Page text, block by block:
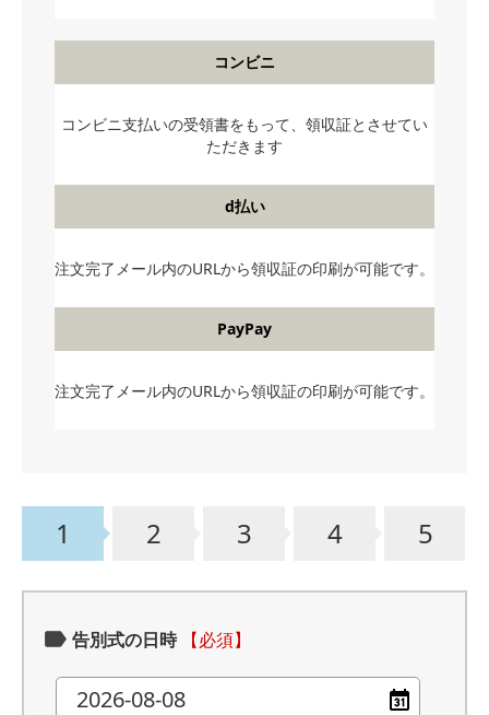
コンビニ
コンビニ支払いの受領書をもって、領収証とさせてい
ただきます
d払い
注文完了メール内のURLから領収証の印刷が可能です。
PayPay
注文完了メール内のURLから領収証の印刷が可能です。
1 2 3 4 5
告別式の日時 【必須】